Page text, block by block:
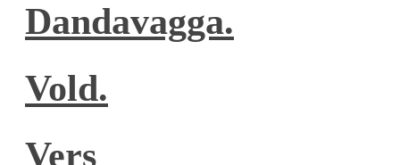
Dandavagga.
Vold.
Vers